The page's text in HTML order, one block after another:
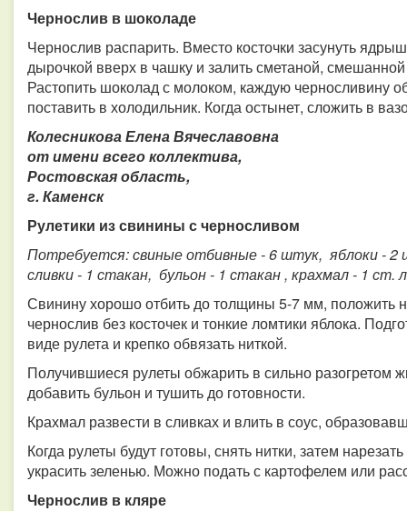
Чернослив в шоколаде
Чернослив распарить. Вместо косточки засунуть
дырочкой вверх в чашку и залить сметаной,
Растопить шоколад с молоком, каждую черносливину
поставить в холодильник. Когда остынет, сложить в
Колесникова Елена Вячеславовна
от имени всего коллектива,
Ростовская область,
г. Каменск
Рулетики из свинины с черносливом
Потребуется: свиные отбивные - 6 штук, яблоки - 2
сливки - 1 стакан, бульон - 1 стакан , крахмал - 1 ст.
Свинину хорошо отбить до толщины 5-7 мм, положить
чернослив без косточек и тонкие ломтики яблока.
виде рулета и крепко обвязать ниткой.
Получившиеся рулеты обжарить в сильно разогретом
добавить бульон и тушить до готовности.
Крахмал развести в сливках и влить в соус,
Когда рулеты будут готовы, снять нитки, затем
украсить зеленью. Можно подать с картофелем или
Чернослив в кляре